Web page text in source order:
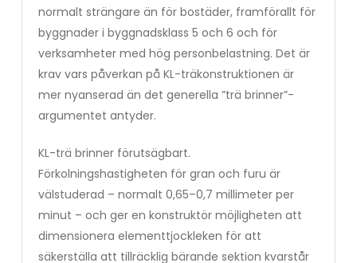
normalt strängare än för bostäder, framförallt för
byggnader i byggnadsklass 5 och 6 och för
verksamheter med hög personbelastning. Det är
krav vars påverkan på KL-träkonstruktionen är
mer nyanserad än det generella ”trä brinner”-
argumentet antyder.
KL-trä brinner förutsägbart.
Förkolningshastigheten för gran och furu är
välstuderad – normalt 0,65–0,7 millimeter per
minut – och ger en konstruktör möjligheten att
dimensionera elementtjockleken för att
säkerställa att tillräcklig bärande sektion kvarstår